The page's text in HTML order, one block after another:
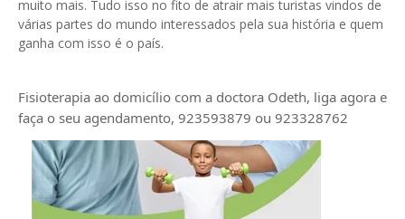
muito mais. Tudo isso no fito de atrair mais turistas vindos de
várias partes do mundo interessados pela sua história e quem
ganha com isso é o país.
Fisioterapia ao domicílio com a doctora Odeth, liga agora e
faça o seu agendamento, 923593879 ou 923328762